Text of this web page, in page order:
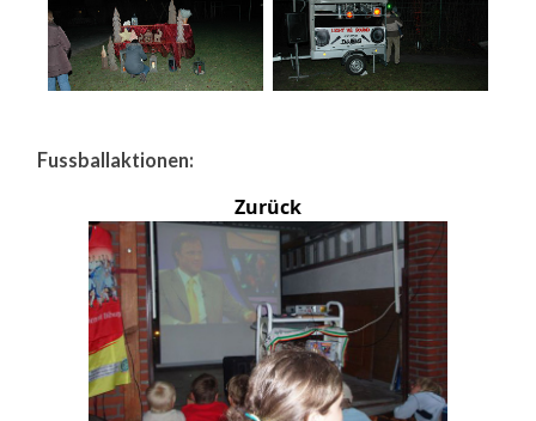
Fussballaktionen:
Zurück